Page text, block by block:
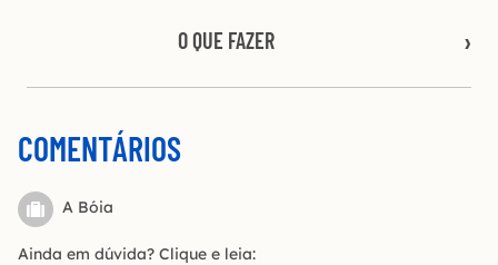
O QUE FAZER
COMENTÁRIOS
A Bóia
Ainda em dúvida? Clique e leia: